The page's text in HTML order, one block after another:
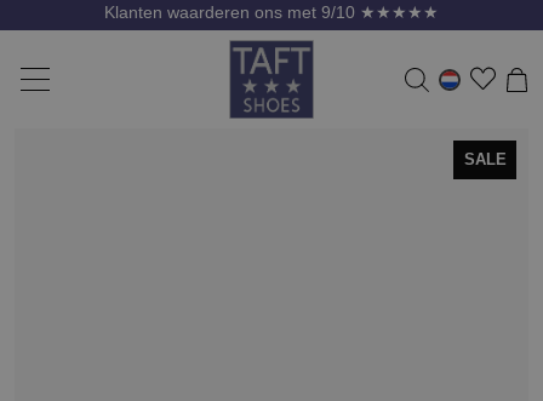
Klanten waarderen ons met 9/10 ★★★★★
SALE